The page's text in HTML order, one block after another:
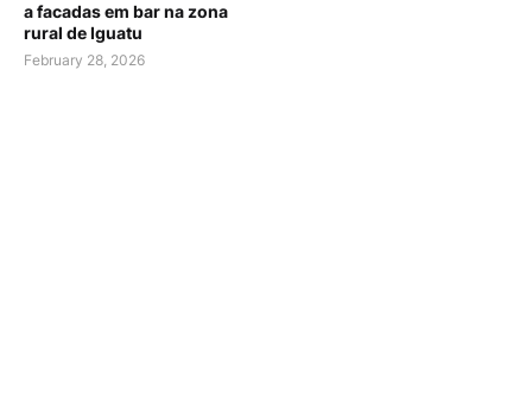
a facadas em bar na zona
rural de Iguatu
February 28, 2026